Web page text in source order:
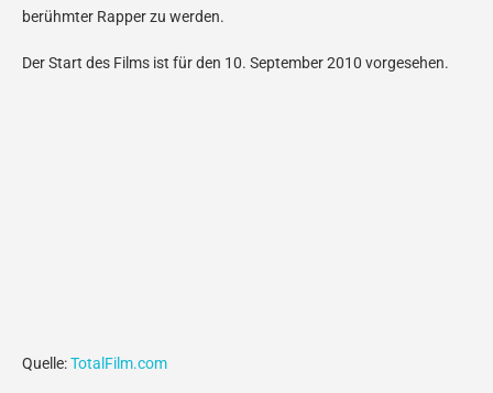
berühmter Rapper zu werden.
Der Start des Films ist für den 10. September 2010 vorgesehen.
Quelle:TotalFilm.com